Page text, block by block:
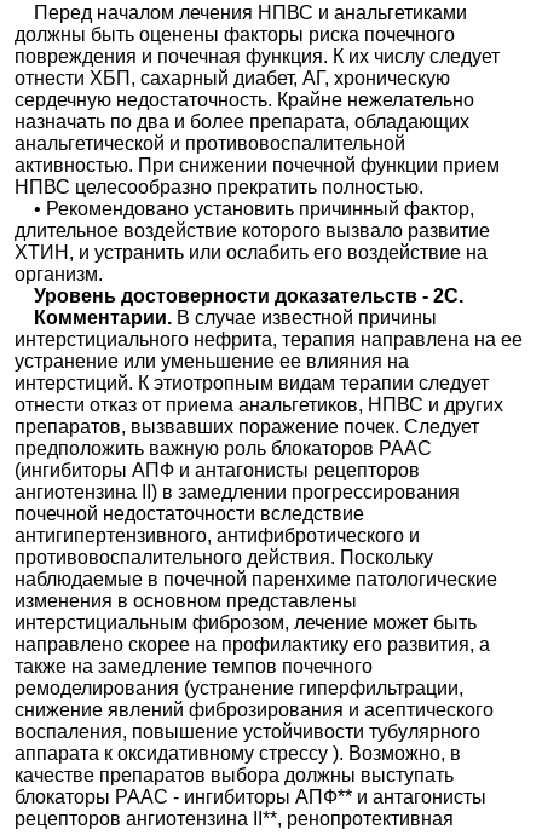
Перед началом лечения НПВС и анальгетиками
должны быть оценены факторы риска почечного
повреждения и почечная функция. К их числу следует
отнести ХБП, сахарный диабет, АГ, хроническую
сердечную недостаточность. Крайне нежелательно
назначать по два и более препарата, обладающих
анальгетической и противовоспалительной
активностью. При снижении почечной функции прием
НПВС целесообразно прекратить полностью.
• Рекомендовано установить причинный фактор,
длительное воздействие которого вызвало развитие
ХТИН, и устранить или ослабить его воздействие на
организм.
Уровень достоверности доказательств - 2С.
Комментарии. В случае известной причины
интерстициального нефрита, терапия направлена на ее
устранение или уменьшение ее влияния на
интерстиций. К этиотропным видам терапии следует
отнести отказ от приема анальгетиков, НПВС и других
препаратов, вызвавших поражение почек. Следует
предположить важную роль блокаторов РААС
(ингибиторы АПФ и антагонисты рецепторов
ангиотензина II) в замедлении прогрессирования
почечной недостаточности вследствие
антигипертензивного, антифибротического и
противовоспалительного действия. Поскольку
наблюдаемые в почечной паренхиме патологические
изменения в основном представлены
интерстициальным фиброзом, лечение может быть
направлено скорее на профилактику его развития, а
также на замедление темпов почечного
ремоделирования (устранение гиперфильтрации,
снижение явлений фиброзирования и асептического
воспаления, повышение устойчивости тубулярного
аппарата к оксидативному стрессу ). Возможно, в
качестве препаратов выбора должны выступать
блокаторы РААС - ингибиторы АПФ** и антагонисты
рецепторов ангиотензина II**, ренопротективная